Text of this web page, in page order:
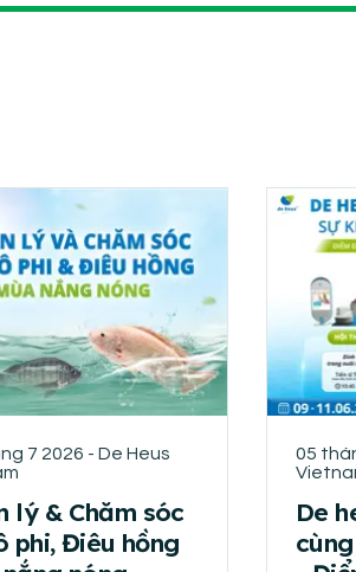
7 2026 - De Heus
lý & Chăm sóc
phi, Điêu hồng
05
De